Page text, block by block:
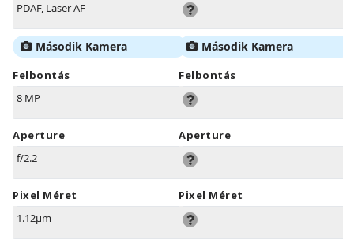
PDAF, Laser AF
Második Kamera
Felbontás
8 MP
Aperture
f/2.2
Pixel Méret
1.12µm
Második Kamera
Felbontás
Aperture
Pixel Méret